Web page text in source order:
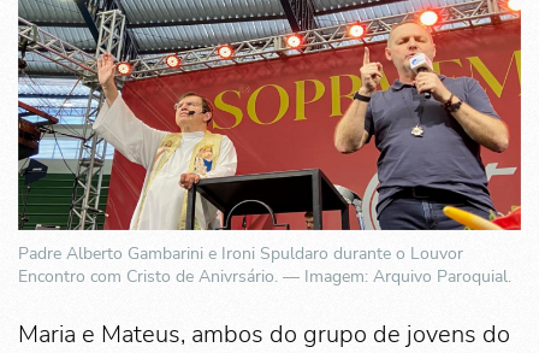
Padre Alberto Gambarini e Ironi Spuldaro durante o Louvor
Encontro com Cristo de Anivrsário. — Imagem: Arquivo Paroquial.
Maria e Mateus, ambos do grupo de jovens do